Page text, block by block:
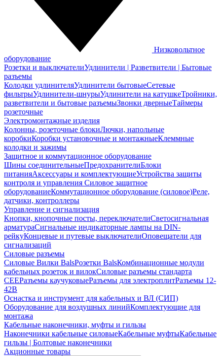
Низковольтное
оборудование
Розетки и выключателиУдлинители | Разветвители | Бытовые
разъемы
Колодки удлинителяУдлинители бытовыеСетевые
фильтрыУдлинители-шнурыУдлинители на катушкеТройники,
разветвители и бытовые разъемыЗвонки дверныеТаймеры
розеточные
Электромонтажные изделия
Колонны, розеточные блокиЛючки, напольные
коробкиКоробки установочные и монтажныеКлеммные
колодки и зажимы
Защитное и коммутационное оборудование
Шины соединительныеПредохранителиБлоки
питанияАксессуары и комплектующиеУстройства защиты
контроля и управления Силовое защитное
оборудованиеКоммутационное оборудование (силовое)Реле,
датчики, контроллеры
Управление и сигнализация
Кнопки, кнопочные посты, переключателиСветосигнальная
арматураСигнальные индикаторные лампы на DIN-
рейкуКонцевые и путевые выключателиОповещатели для
сигнализаций
Силовые разъемы
Силовые Вилки BalsРозетки BalsКомбинационные модули
кабельных розеток и вилокСиловые разъемы стандарта
CEEРазъемы каучуковыеРазъемы для электроплитРазъемы 12-
42В
Оснастка и инструмент для кабельных и ВЛ (СИП)
Оборудование для воздушных линийКомплектующие для
монтажа
Кабельные наконечники, муфты и гильзы
Наконечники кабельные силовыеКабельные муфтыКабельные
гильзы | Болтовые наконечники
Акционные товары